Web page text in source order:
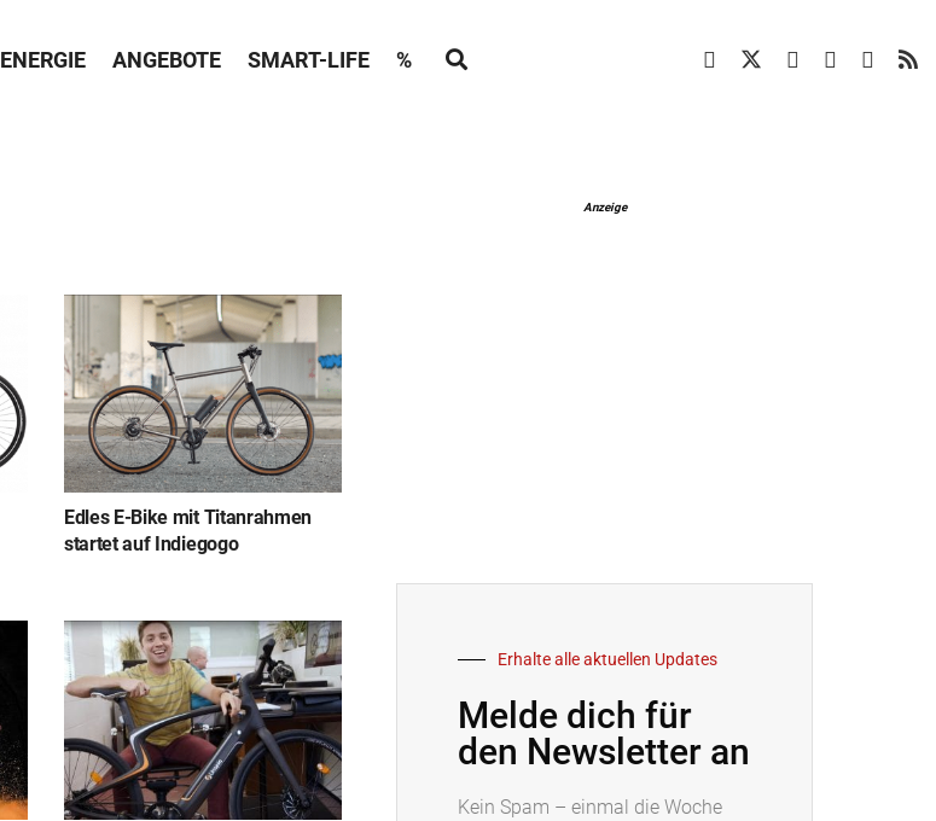
ENERGIE ANGEBOTE SMART-LIFE %
Edles E-Bike mit Titanrahmen
startet auf Indiegogo
Anzeige
Erhalte alle aktuellen Updates
Melde dich für
den Newsletter an
Kein Spam – einmal die Woche